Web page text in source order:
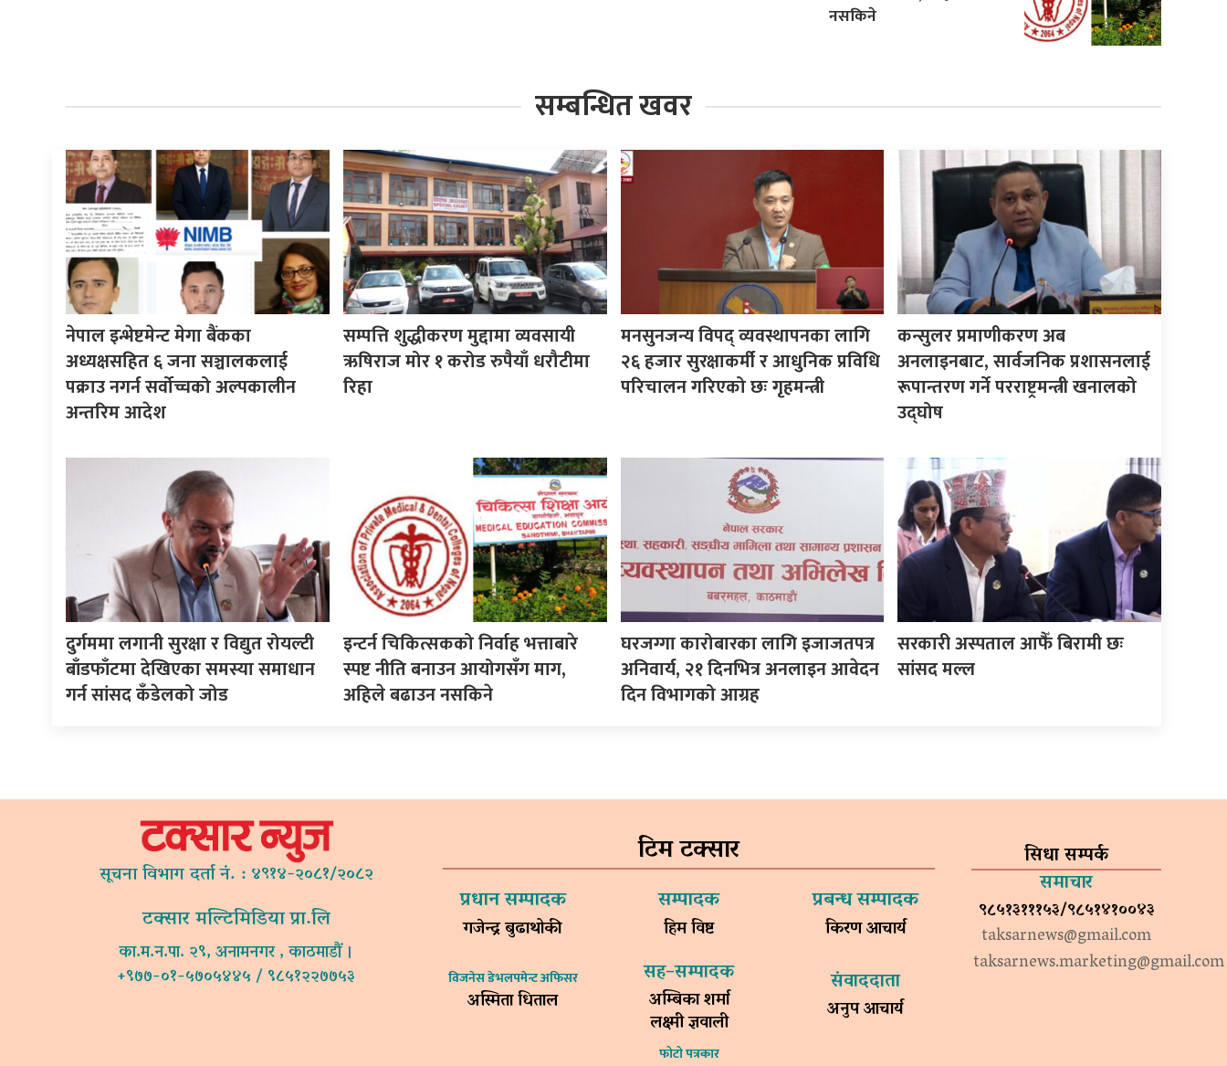
नसकिने
सम्बन्धित खवर
नेपाल इन्भेष्टमेन्ट मेगा बैंकका
अध्यक्षसहित ६ जना सञ्चालकलाई
पक्राउ नगर्न सर्वोच्चको अल्पकालीन
अन्तरिम आदेश
सम्पत्ति शुद्धीकरण मुद्दामा व्यवसायी
ऋषिराज मोर १ करोड रुपैयाँ धरौटीमा
रिहा
मनसुनजन्य विपद् व्यवस्थापनका लागि
२६ हजार सुरक्षाकर्मी र आधुनिक प्रविधि
परिचालन गरिएको छः गृहमन्त्री
कन्सुलर प्रमाणीकरण अब
अनलाइनबाट, सार्वजनिक प्रशासनलाई
रूपान्तरण गर्ने परराष्ट्रमन्त्री खनालको
उद्घोष
दुर्गममा लगानी सुरक्षा र विद्युत रोयल्टी
बाँडफाँटमा देखिएका समस्या समाधान
गर्न सांसद कँडेलको जोड
इन्टर्न चिकित्सकको निर्वाह भत्ताबारे
स्पष्ट नीति बनाउन आयोगसँग माग,
अहिले बढाउन नसकिने
घरजग्गा कारोबारका लागि इजाजतपत्र
अनिवार्य, २१ दिनभित्र अनलाइन आवेदन
दिन विभागको आग्रह
सरकारी अस्पताल आफैँ बिरामी छः
सांसद मल्ल
सूचना विभाग दर्ता नं. : ४९१४-२०८१/२०८२
टक्सार मल्टिमिडिया प्रा.लि
का.म.न.पा. २९, अनामनगर , काठमाडौं ।
+९७७-०१-५७०५४४५ / ९८५१२२७७५३
टिम टक्सार
प्रधान सम्पादक
गजेन्द्र बुढाथोकी
सम्पादक
हिम विष्ट
प्रबन्ध सम्पादक
किरण आचार्य
विजनेस डेभलपमेन्ट अफिसर
अस्मिता धिताल
सह–सम्पादक
अम्बिका शर्मा
लक्ष्मी ज्ञवाली
फोटो पत्रकार
संवाददाता
अनुप आचार्य
सिधा सम्पर्क
समाचार
९८५१३१११५३/९८५१४१००४३
taksarnews@gmail.com
taksarnews.marketing@gmail.com